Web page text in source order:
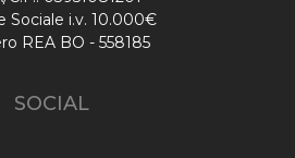
Sociale i.v. 10.000€
REA BO - 558185
SOCIAL